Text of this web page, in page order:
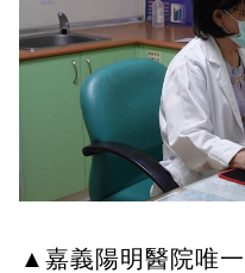
▲嘉義陽明醫院唯